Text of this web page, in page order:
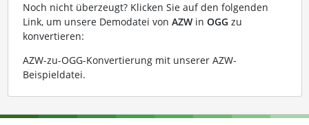
Noch nicht überzeugt? Klicken Sie auf den folgenden
Link, um unsere Demodatei von AZWin OGG zu
konvertieren:
AZW-zu-OGG-Konvertierung mit unserer AZW-
Beispieldatei.